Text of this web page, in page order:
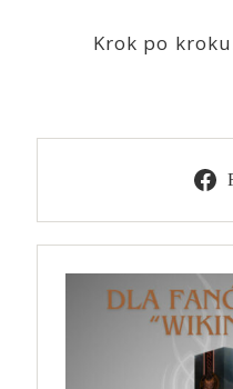
Krok po